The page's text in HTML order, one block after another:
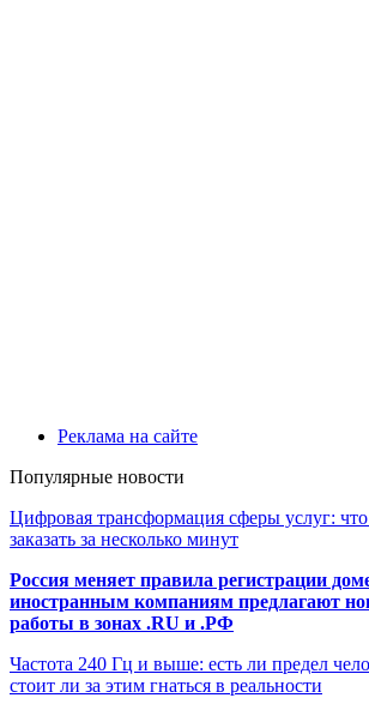
Реклама на сайте
Популярные новости
Цифровая трансформация сферы услуг:
заказать за несколько минут
Россия меняет правила регистрации
иностранным компаниям предлагают
работы в зонах .RU и .РФ
Частота 240 Гц и выше: есть ли предел
стоит ли за этим гнаться в реальности